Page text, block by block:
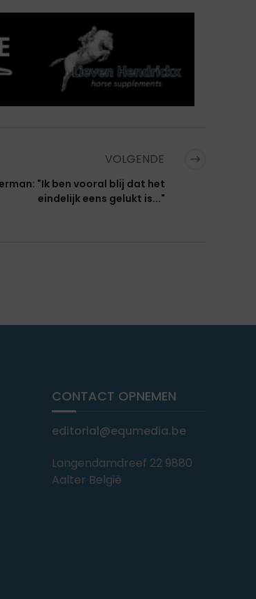
VOLGENDE
"Ik ben vooral blij dat het
eindelijk eens gelukt is..."
CONTACT OPNEMEN
editorial@equmedia.be
Langendamdreef 22 9880
Aalter België